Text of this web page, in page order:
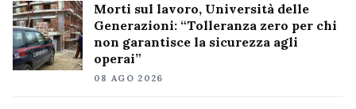
Morti sul lavoro, Università delle
Generazioni: “Tolleranza zero per chi
non garantisce la sicurezza agli
operai”
08 AGO 2026